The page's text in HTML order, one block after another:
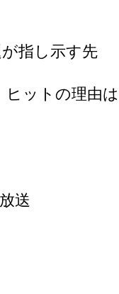
指し示す先
ットの理由
送